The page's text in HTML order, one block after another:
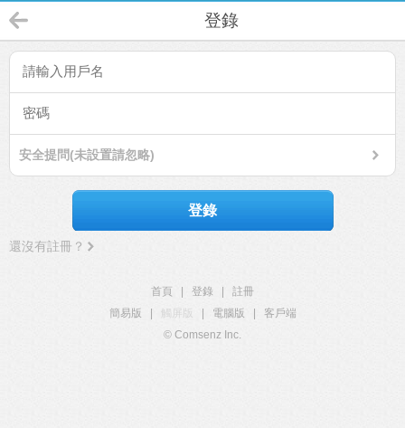
登錄
安全提問(未設置請忽略)
登錄
還沒有註冊？
首頁 登錄
註冊
簡易版
觸屏版 電腦版
客戶端
© Comsenz Inc.